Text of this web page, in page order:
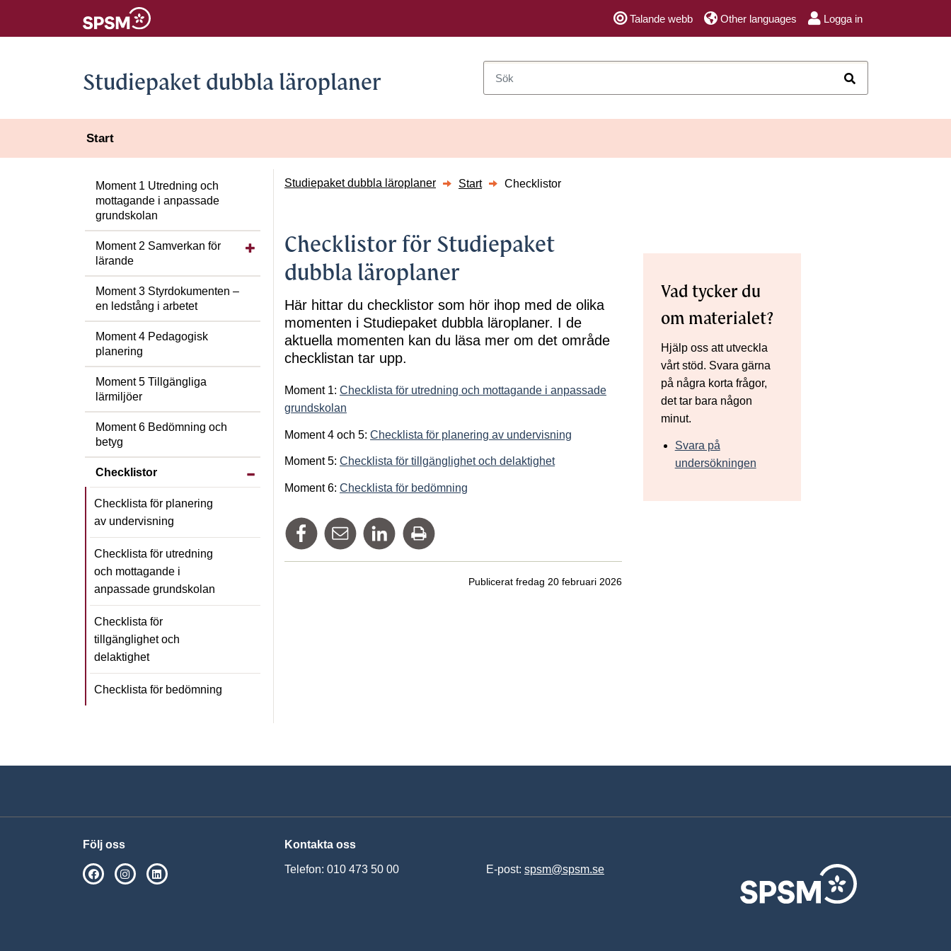
Talande webb Other languages Logga in
Studiepaket dubbla läroplaner
Start
Moment 1 Utredning och
mottagande i anpassade
grundskolan
Moment 2 Samverkan för
lärande
Visa/dölj undersidor till Moment 2 Samverkan för lärande
Moment 3 Styrdokumenten –
en ledstång i arbetet
Moment 4 Pedagogisk
planering
Moment 5 Tillgängliga
lärmiljöer
Moment 6 Bedömning och
betyg
Checklistor Visa/dölj undersidor till Checklistor
Checklista för planering
av undervisning
Checklista för utredning
och mottagande i
anpassade grundskolan
Checklista för
tillgänglighet och
delaktighet
Checklista för bedömning
Studiepaket dubbla läroplaner Start Checklistor
Checklistor för Studiepaket
dubbla läroplaner
Här hittar du checklistor som hör ihop med de olika
momenten i Studiepaket dubbla läroplaner. I de
aktuella momenten kan du läsa mer om det område
checklistan tar upp.
Moment 1: Checklista för utredning och mottagande i anpassade
grundskolan
Moment 4 och 5: Checklista för planering av undervisning
Moment 5: Checklista för tillgänglighet och delaktighet
Moment 6: Checklista för bedömning
Dela på Facebook
Tipsa via mailDela på Linkedin
Publicerat fredag 20 februari 2026
Vad tycker du
om materialet?
Hjälp oss att utveckla
vårt stöd. Svara gärna
på några korta frågor,
det tar bara någon
minut.
Svara på
undersökningen
Följ oss
SPSM på Facebook
SPSM på Instagram
Kontakta oss
Telefon: 010 473 50 00 E-post: spsm@spsm.se